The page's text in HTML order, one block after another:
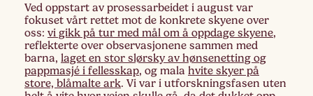
Ved oppstart av prosessarbeidet i august var
fokuset vårt rettet mot de konkrete skyene over
oss: vi gikk på tur med mål om å oppdage skyene,
reflekterte over observasjonene sammen med
barna, laget en stor slørsky av hønsenetting og
pappmasjé i fellesskap, og mala hvite skyer på
store, blåmalte ark. Vi var i utforskningsfasen uten